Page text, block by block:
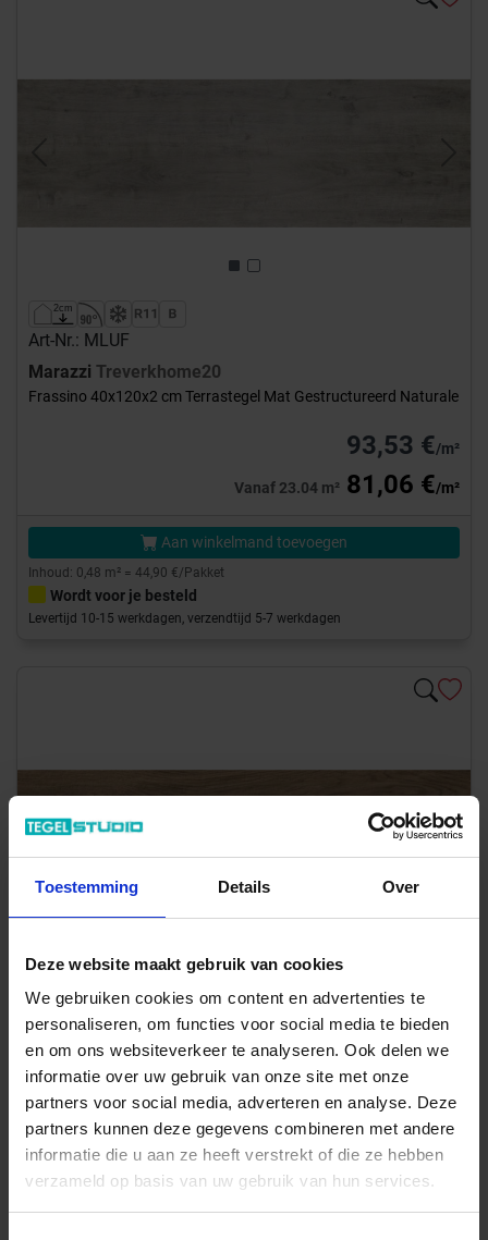
Toestemming Details Over
Deze website maakt gebruik van cookies
We gebruiken cookies om content en advertenties te
personaliseren, om functies voor social media te bieden
en om ons websiteverkeer te analyseren. Ook delen we
informatie over uw gebruik van onze site met onze
partners voor social media, adverteren en analyse. Deze
partners kunnen deze gegevens combineren met andere
informatie die u aan ze heeft verstrekt of die ze hebben
verzameld op basis van uw gebruik van hun services.
Art-Nr.: MLUF
Marazzi Treverkhome20
Frassino 40x120x2 cm Terrastegel Mat Gestructureerd Naturale
93,53 €/m²
Vanaf 23.04 m² 81,06 €/m²
Aan winkelmand toevoegen
Inhoud: 0,48 m² = 44,90 €/Pakket
Wordt voor je besteld
Levertijd 10-15 werkdagen, verzendtijd 5-7 werkdagen
Art-Nr.: M7FR
Marazzi
Rovere 40x120x2 cm Terrastegel Mat Gestructureerd Naturale
49,95 €
Vanaf 23.04 m²47,94 €